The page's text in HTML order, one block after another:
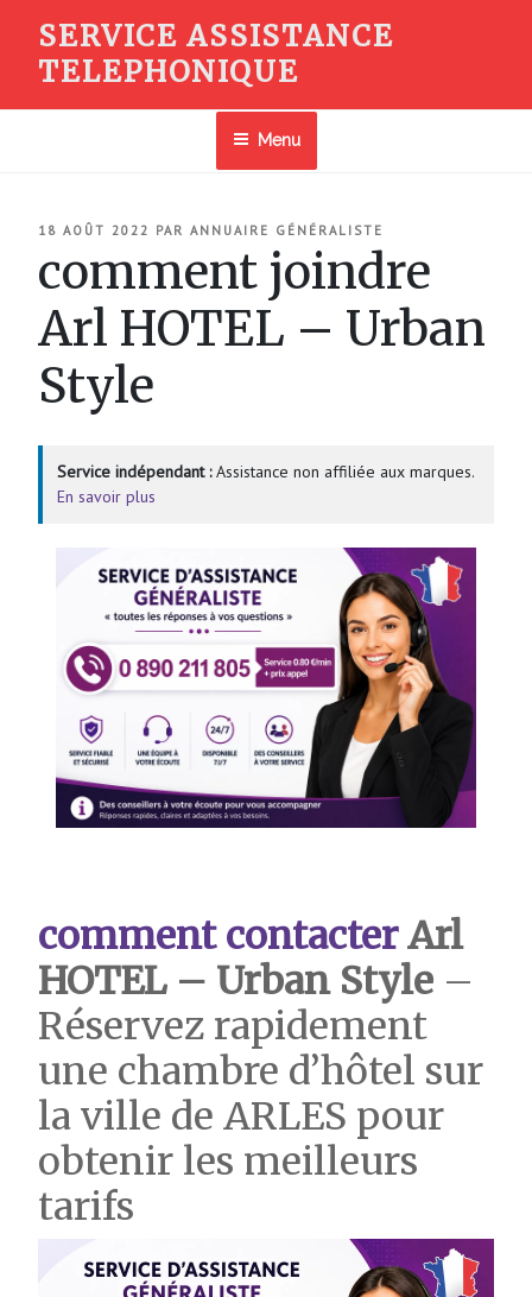
contenu
SERVICE ASSISTANCE
TELEPHONIQUE
Menu
PUBLIÉ
18 AOÛT 2022 PAR ANNUAIRE GÉNÉRALISTE
comment joindre
Arl HOTEL – Urban
Style
Service indépendant :Assistance non affiliée aux marques.
En savoir plus
comment contacterArl
HOTEL – Urban Style –
Réservez rapidement
une chambre d’hôtel sur
la ville de ARLES pour
obtenir les meilleurs
tarifs